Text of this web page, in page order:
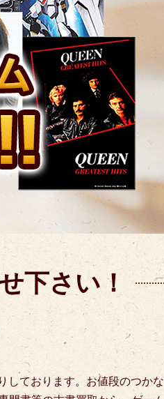
下さい！
しております。お値段のつかな